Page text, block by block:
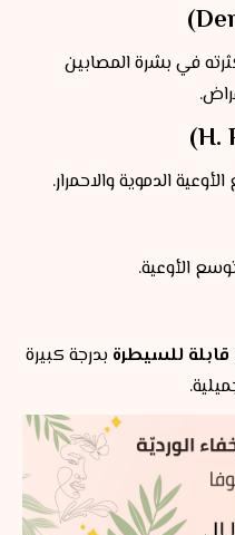
في بشرة المصابين
الدموية والاحمرار.
الأوعية.
قابلة للسيطرة بدرجة كبيرة